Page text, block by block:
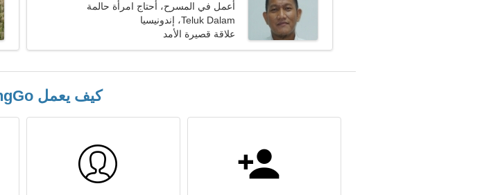
أعمل في المسرح، أحتاج امرأة حالمة
Teluk Dalam، إندونيسيا
علاقة قصيرة الأمد
كيف يعمل IdnDatingGo